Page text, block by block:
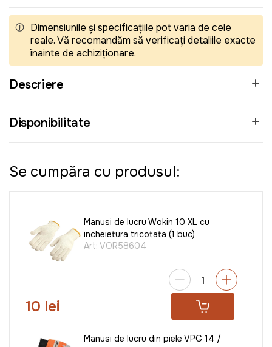
Dimensiunile și specificațiile pot varia de cele
reale. Vă recomandăm să verificați detaliile exacte
înainte de achiziționare.
Descriere
Disponibilitate
Se cumpăra cu produsul:
Manusi de lucru Wokin 10 XL cu
incheietura tricotata (1 buc)
Art: VOR58604
10 lei
Manusi de lucru din piele VPG 14 /